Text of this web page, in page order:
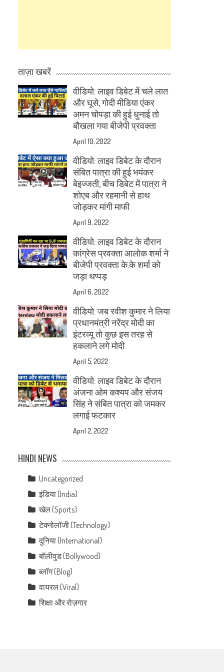
ताज़ा खबरें
वीडियो: लाइव डिबेट में चले लात
और घूसे, गोदी मीडिया एंकर
अमन चोपड़ा की हुई धुनाई तो
बौखला गया बीजेपी प्रवक्ता
April 10, 2022
वीडियो: लाइव डिबेट के दौरान
संबित पात्रा की हुई भयंकर
बेइज्जती, बीच डिबेट में पात्रा ने
शोएब और रहमानी से हाथ
जोड़कर मांगी माफी
April 9, 2022
वीडियो: लाइव डिबेट के दौरान
कांग्रेस प्रवक्ता आलोक शर्मा ने
बीजेपी प्रवक्ता के.के शर्मा को
जड़ा थप्पड़
April 6, 2022
वीडियो: जब रवीश कुमार ने लिया
प्रधानमंत्री नरेंद्र मोदी का
इंटरव्यू तो कुछ इस तरह से
हकलाने लगे मोदी
April 5, 2022
वीडियो: लाइव डिबेट के दौरान
अंजना ओम कश्यप और संजय
सिंह ने संबित पात्रा को जमकर
लगाई फटकार
April 2, 2022
HINDI NEWS
Uncategorized
इंडिया (India)
खेल (Sports)
टेक्नोलॉजी (Technology)
दुनिया (International)
बॉलीवुड (Bollywood)
ब्लॉग (Blog)
वायरल (Viral)
शिक्षा और रोज़गार